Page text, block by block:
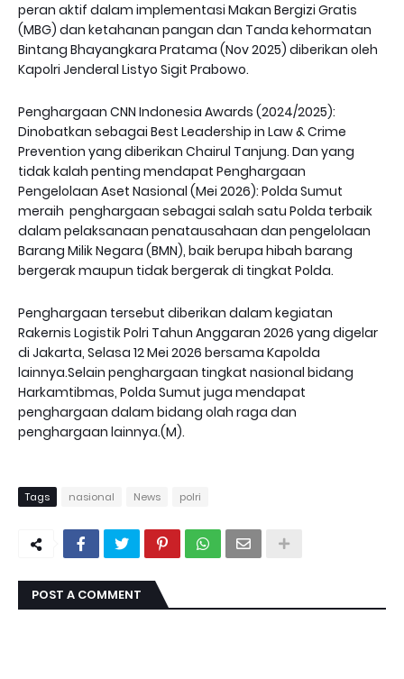
peran aktif dalam implementasi Makan Bergizi Gratis
(MBG) dan ketahanan pangan dan Tanda kehormatan
Bintang Bhayangkara Pratama (Nov 2025) diberikan oleh
Kapolri Jenderal Listyo Sigit Prabowo.
Penghargaan CNN Indonesia Awards (2024/2025):
Dinobatkan sebagai Best Leadership in Law & Crime
Prevention yang diberikan Chairul Tanjung. Dan yang
tidak kalah penting mendapat Penghargaan
Pengelolaan Aset Nasional (Mei 2026): Polda Sumut
meraih penghargaan sebagai salah satu Polda terbaik
dalam pelaksanaan penatausahaan dan pengelolaan
Barang Milik Negara (BMN), baik berupa hibah barang
bergerak maupun tidak bergerak di tingkat Polda.
Penghargaan tersebut diberikan dalam kegiatan
Rakernis Logistik Polri Tahun Anggaran 2026 yang digelar
di Jakarta, Selasa 12 Mei 2026 bersama Kapolda
lainnya.Selain penghargaan tingkat nasional bidang
Harkamtibmas, Polda Sumut juga mendapat
penghargaan dalam bidang olah raga dan
penghargaan lainnya.(M).
Tags nasional News polri
POST A COMMENT